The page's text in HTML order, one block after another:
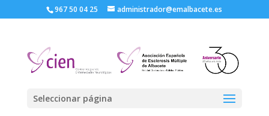
967 50 04 25 administrador@emalbacete.es
Seleccionar página